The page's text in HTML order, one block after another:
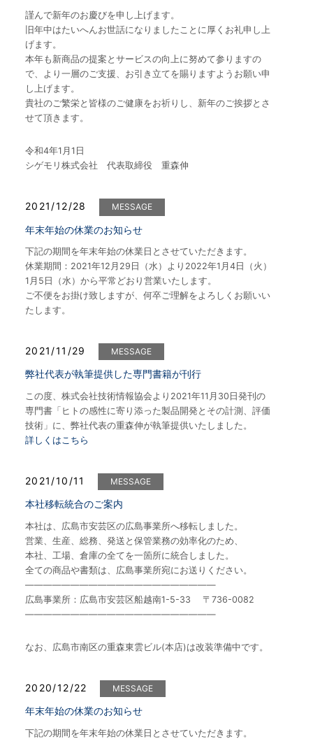
謹んで新年のお慶びを申し上げます。
旧年中はたいへんお世話になりましたことに厚くお礼申し上
げます。
本年も新商品の提案とサービスの向上に努めて参りますの
で、より一層のご支援、お引き立てを賜りますようお願い申
し上げます。
貴社のご繁栄と皆様のご健康をお祈りし、新年のご挨拶とさ
せて頂きます。
令和4年1月1日
シゲモリ株式会社 代表取締役 重森伸
2021/12/28 MESSAGE
年末年始の休業のお知らせ
下記の期間を年末年始の休業日とさせていただきます。
休業期間：2021年12月29日（水）より2022年1月4日（火）
1月5日（水）から平常どおり営業いたします。
ご不便をお掛け致しますが、何卒ご理解をよろしくお願いい
たします。
2021/11/29 MESSAGE
弊社代表が執筆提供した専門書籍が刊行
この度、株式会社技術情報協会より2021年11月30日発刊の
専門書「ヒトの感性に寄り添った製品開発とその計測、評価
技術」に、弊社代表の重森伸が執筆提供いたしました。
詳しくはこちら
2021/10/11 MESSAGE
本社移転統合のご案内
本社は、広島市安芸区の広島事業所へ移転しました。
営業、生産、総務、発送と保管業務の効率化のため、
本社、工場、倉庫の全てを一箇所に統合しました。
全ての商品や書類は、広島事業所宛にお送りください。
—————————————————————
広島事業所：広島市安芸区船越南1-5-33 〒736-0082
—————————————————————
なお、広島市南区の重森東雲ビル(本店)は改装準備中です。
2020/12/22 MESSAGE
年末年始の休業のお知らせ
下記の期間を年末年始の休業日とさせていただきます。